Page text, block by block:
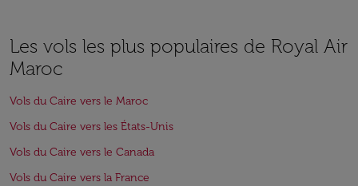
Les vols les plus populaires de Royal Air
Maroc
Vols du Caire vers le Maroc
Vols du Caire vers les États-Unis
Vols du Caire vers le Canada
Vols du Caire vers la France